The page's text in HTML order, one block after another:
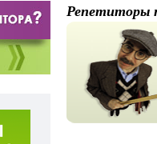
Репетиторы